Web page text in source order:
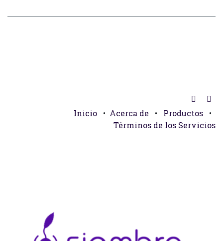
Inicio • Acerca de • Productos
•
Términos de los Servicios